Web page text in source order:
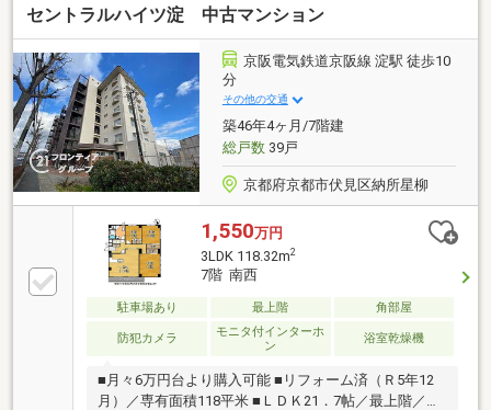
セントラルハイツ淀 中古マンション
京阪電気鉄道京阪線 淀駅 徒歩10
分
その他の交通
築46年4ヶ月/7階建
総戸数39戸
京都府京都市伏見区納所星柳
1,550万円
3LDK 118.32m2
7階 南西
駐車場あり 最上階 角部屋
防犯カメラ
モニタ付インターホ
ン
浴室乾燥機
■月々6万円台より購入可能 ■リフォーム済（Ｒ5年12
月）／専有面積118平米 ■ＬＤＫ21．7帖／最上階／三